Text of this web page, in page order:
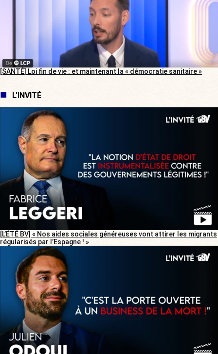
[SANTÉ] Loi fin de vie : et maintenant la « démocratie sanitaire »
L'INVITÉ
[L’ÉTÉ BV] « Nos aides sociales généreuses vont attirer les migrants
régularisés par l’Espagne ! »